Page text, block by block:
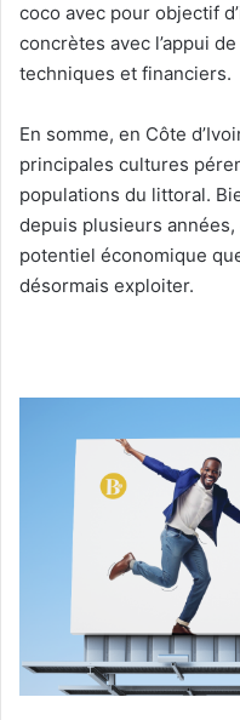
coco avec pour objectif
concrètes avec l’appui
techniques et financiers.
En somme, en Côte
principales cultures
populations du littoral.
depuis plusieurs
potentiel économique
désormais exploiter.